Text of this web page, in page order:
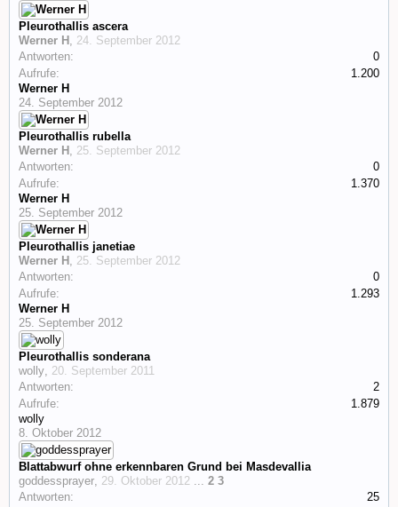
Pleurothallis ascera
Werner H , 24. September 2012
Antworten:
0
Aufrufe:
1.200
Werner H
24. September 2012
Pleurothallis rubella
Werner H , 25. September 2012
Antworten:
0
Aufrufe:
1.370
Werner H
25. September 2012
Pleurothallis janetiae
Werner H , 25. September 2012
Antworten:
0
Aufrufe:
1.293
Werner H
25. September 2012
Pleurothallis sonderana
wolly, 20. September 2011
Antworten:
2
Aufrufe:
1.879
wolly
8. Oktober 2012
Blattabwurf ohne erkennbaren Grund bei Masdevallia
goddessprayer, 29. Oktober 2012 ... 2 3
Antworten:
25